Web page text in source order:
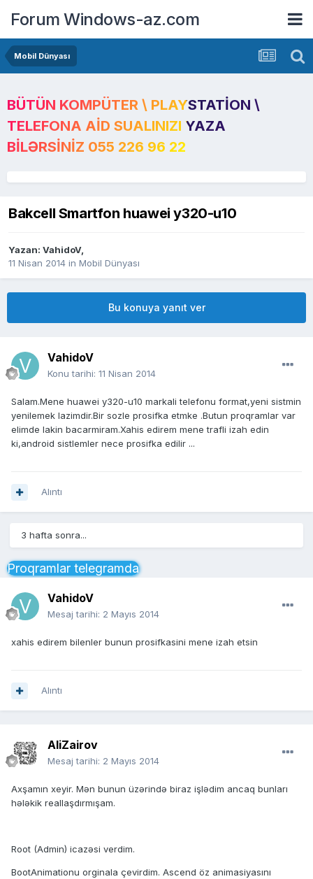
Forum Windows-az.com
Mobil Dünyası
BÜTÜN KOMPÜTER \ PLAYSTATION \
TELEFONA AID SUALINIZI YAZA
BILƏRSINIZ 055 226 96 22
Bakcell Smartfon huawei y320-u10
Yazan: VahidoV,
11 Nisan 2014 in Mobil Dünyası
Bu konuya yanıt ver
VahidoV
Konu tarihi: 11 Nisan 2014
Salam.Mene huawei y320-u10 markali telefonu format,yeni sistmin
yenilemek lazimdir.Bir sozle prosifka etmke .Butun proqramlar var
elimde lakin bacarmiram.Xahis edirem mene trafli izah edin
ki,android sistlemler nece prosifka edilir ...
Alıntı
3 hafta sonra...
Proqramlar telegramda
VahidoV
Mesaj tarihi: 2 Mayıs 2014
xahis edirem bilenler bunun prosifkasini mene izah etsin
Alıntı
AliZairov
Mesaj tarihi: 2 Mayıs 2014
Axşamın xeyir. Mən bunun üzərində biraz işlədim ancaq bunları
hələkik reallaşdırmışam.
Root (Admin) icazəsi verdim.
BootAnimationu orginala çevirdim. Ascend öz animasiyasını